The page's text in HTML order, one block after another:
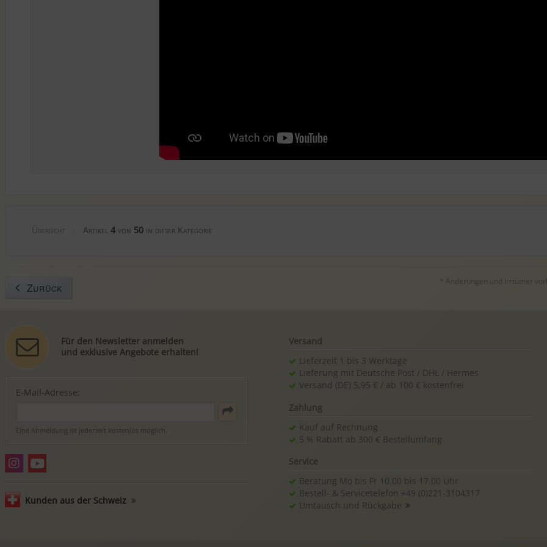
Übersicht Artikel 4von 50in dieser Kategorie
Zurück * Änderungen und Irrtümer
Für den Newsletter anmelden
und exklusive Angebote erhalten!
E-Mail-Adresse:
Eine Abmeldung ist jederzeit kostenlos möglich.
Kunden aus der Schweiz
Versand
Lieferzeit 1 bis 3 Werktage
Lieferung mit Deutsche Post / DHL / Hermes
Versand (DE) 5,95 € / ab 100 € kostenfrei
Zahlung
Kauf auf Rechnung
5 % Rabatt ab 300 € Bestellumfang
Service
Beratung Mo bis Fr 10.00 bis 17.00 Uhr
Bestell- & Servicetelefon +49 (0)221-3104317
Umtausch und Rückgabe